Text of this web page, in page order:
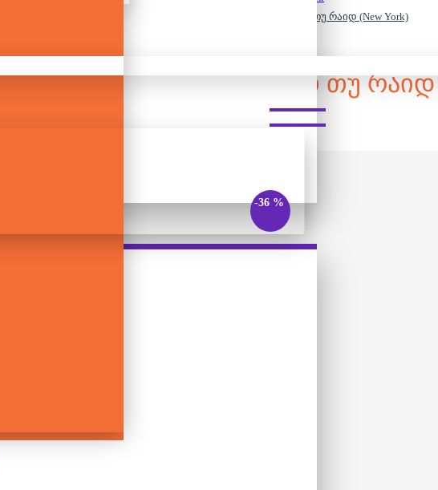
სამაგიდო თამაში - თიქეთ თუ რაიდ (New York)
ᲡᲐᲛᲐᲒᲘᲓᲝ ᲗᲐᲛᲐᲨᲘ - ᲗᲘᲥᲔᲗ ᲗᲣ ᲠᲐᲘᲓ
-36 %